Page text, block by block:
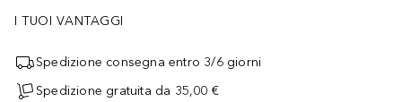
I TUOI VANTAGGI
Spedizione consegna entro 3/6 giorni
Spedizione gratuita da 35,00 €